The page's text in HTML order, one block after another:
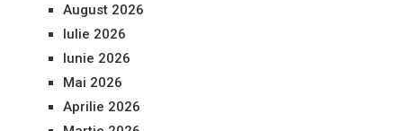
August 2026
Iulie 2026
Iunie 2026
Mai 2026
Aprilie 2026